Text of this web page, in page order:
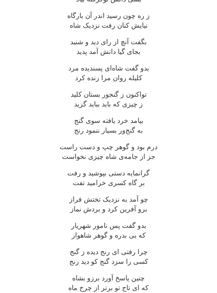
ز ره چون رسید اندر آن بارگاه
نیایش کنان رفت نزدیک شاه
بگفت آنچ از رای دید و شنید
بجای گیا دانش آمد پدید
بدو گفت شاه‌ای پسندیده مرد
کلیله روان مرا زنده کرد
تواکنون ز گنجور بستان کلید
ز چیزی که باید بباید گزید
بیامد خرد یافته سوی گنج
به گنج‌ور بسیار ننمود رنج
درم بود و گوهر چپ و دست راست
جز از جامه‌ی شاه چیزی نخواست
گرانمایه دستی بپوشید و رفت
بر گاه کسری خرامید تفت
چو آمد به نزدیک تختش فراز
برو آفرین کرد و بردش نماز
بدو گفت پس نامور شهریار
که بی بدره و گوهر شاهوار
چرا رفتی ای رنج دیده ز گنج
کسی را سزد گنج کو دید رنج
چنین پاسخ آورد برزو بشاه
که ای تاج تو برتر از چرخ ماه